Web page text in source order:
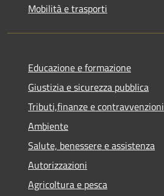
Mobilità e trasporti
Educazione e formazione
Giustizia e sicurezza pubblica
Tributi,finanze e contravvenzioni
Ambiente
Salute, benessere e assistenza
Autorizzazioni
Agricoltura e pesca